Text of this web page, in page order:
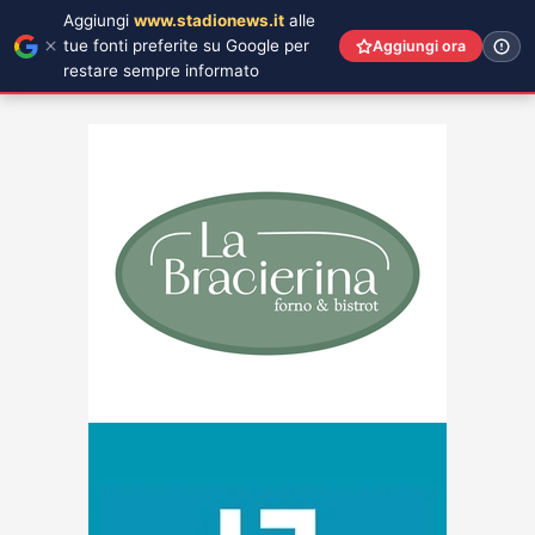
Aggiungi www.stadionews.it alle
tue fonti preferite su Google per
restare sempre informato
Aggiungi ora